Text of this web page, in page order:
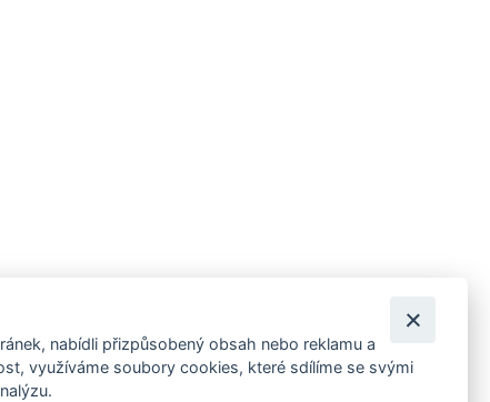
pozvánky na kulturní a sportovní akce?
nabídli přizpůsobený obsah nebo reklamu a
využíváme soubory cookies, které sdílíme se svými